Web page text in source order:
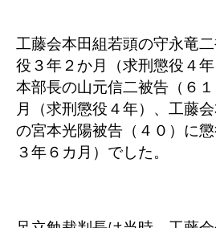
工藤会本田組若頭の守永竜
役３年２か月（求刑懲役４
本部長の山元信二被告（６
月（求刑懲役４年）、工藤
の宮本光陽被告（４０）に
３年６カ月）でした。